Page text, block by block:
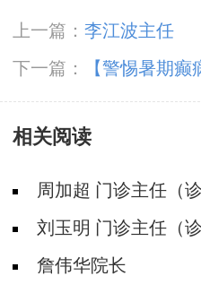
上一篇： 李江波主任
下一篇：
【警惕暑期癫
北京专家领衔多学科会
坚
相关阅读
周加超 门诊主任（诊
刘玉明 门诊主任（诊
詹伟华院长